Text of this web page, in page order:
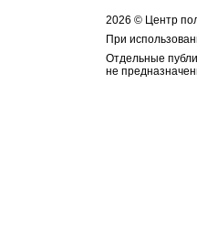
2026 © Центр
При
Отдельные
не